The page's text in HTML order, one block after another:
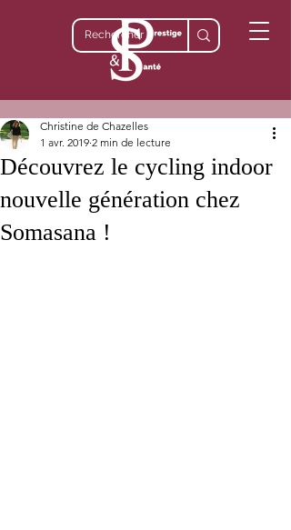
Découvrez le cycling indoor
nouvelle génération chez
Somasana !
Christine de Chazelles
1 avr. 2019 2 min de lecture